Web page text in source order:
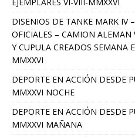
DISENIOS DE TANKE MARK IV
OFICIALES – CAMION
Y CUPULA CREADOS SEMANA
MMXXVI
DEPORTE EN ACCIÓN DESDE
MMXXVI NOCHE
DEPORTE EN ACCIÓN DESDE
MMXXVI MAÑANA